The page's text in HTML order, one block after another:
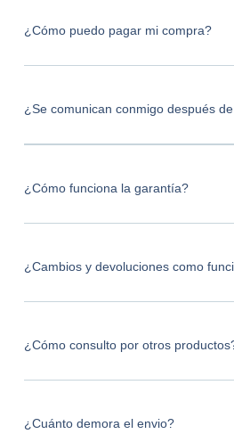
¿Cómo puedo pagar mi compra?
¿Se comunican conmigo después
¿Cómo funciona la garantía?
¿Cambios y devoluciones como
¿Cómo consulto por otros
¿Cuánto demora el envio?